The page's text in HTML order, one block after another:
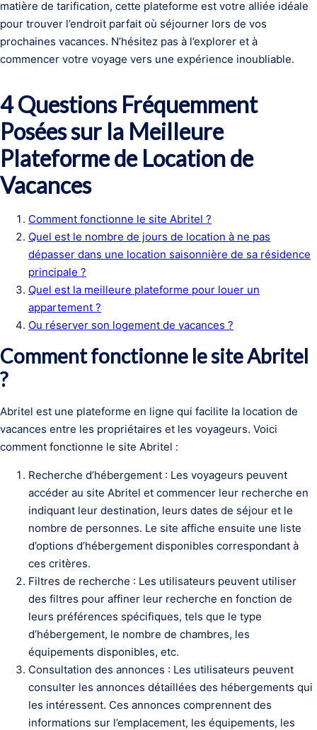
matière de tarification, cette plateforme est votre alliée idéale
pour trouver l’endroit parfait où séjourner lors de vos
prochaines vacances. N’hésitez pas à l’explorer et à
commencer votre voyage vers une expérience inoubliable.
4 Questions Fréquemment
Posées sur la Meilleure
Plateforme de Location de
Vacances
Comment fonctionne le site Abritel ?
Quel est le nombre de jours de location à ne pas
dépasser dans une location saisonnière de sa résidence
principale ?
Quel est la meilleure plateforme pour louer un
appartement ?
Ou réserver son logement de vacances ?
Comment fonctionne le site Abritel
?
Abritel est une plateforme en ligne qui facilite la location de
vacances entre les propriétaires et les voyageurs. Voici
comment fonctionne le site Abritel :
Recherche d’hébergement : Les voyageurs peuvent
accéder au site Abritel et commencer leur recherche en
indiquant leur destination, leurs dates de séjour et le
nombre de personnes. Le site affiche ensuite une liste
d’options d’hébergement disponibles correspondant à
ces critères.
Filtres de recherche : Les utilisateurs peuvent utiliser
des filtres pour affiner leur recherche en fonction de
leurs préférences spécifiques, tels que le type
d’hébergement, le nombre de chambres, les
équipements disponibles, etc.
Consultation des annonces : Les utilisateurs peuvent
consulter les annonces détaillées des hébergements qui
les intéressent. Ces annonces comprennent des
informations sur l’emplacement, les équipements, les